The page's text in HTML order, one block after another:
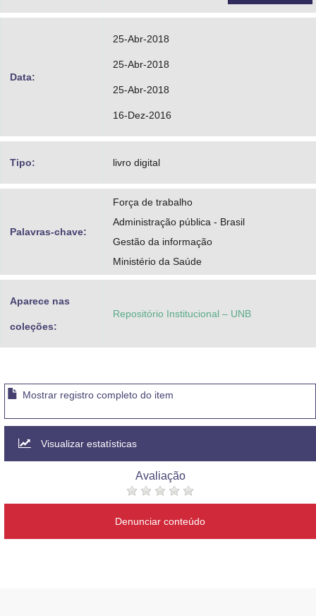
Data:
25-Abr-2018
25-Abr-2018
25-Abr-2018
16-Dez-2016
Tipo: livro digital
Palavras-chave:
Força de trabalho
Administração pública - Brasil
Gestão da informação
Ministério da Saúde
Aparece nas
coleções:
Repositório Institucional – UNB
Mostrar registro completo do item
Visualizar estatísticas
Avaliação
Denunciar conteúdo